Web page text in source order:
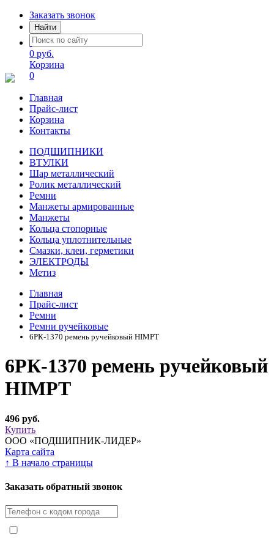
Заказать звонок
Найти
0 руб.
Корзина
0
Главная
Прайс-лист
Корзина
Контакты
ПОДШИПНИКИ
ВТУЛКИ
Шар металлический
Ролик металлический
Ремни
Манжеты армированные
Манжеты
Кольца стопорные
Кольца уплотнительные
Смазки, клеи, герметики
ЭЛЕКТРОДЫ
Метиз
Главная
Прайс-лист
Ремни
Ремни ручейковые
6РК-1370 ремень ручейковый HIMPT
6РК-1370 ремень ручейковый
HIMPT
496 руб.
Купить
ООО «ПОДШИПНИК-ЛИДЕР»
Карта сайта
↑ В начало страницы
Заказать обратный звонок